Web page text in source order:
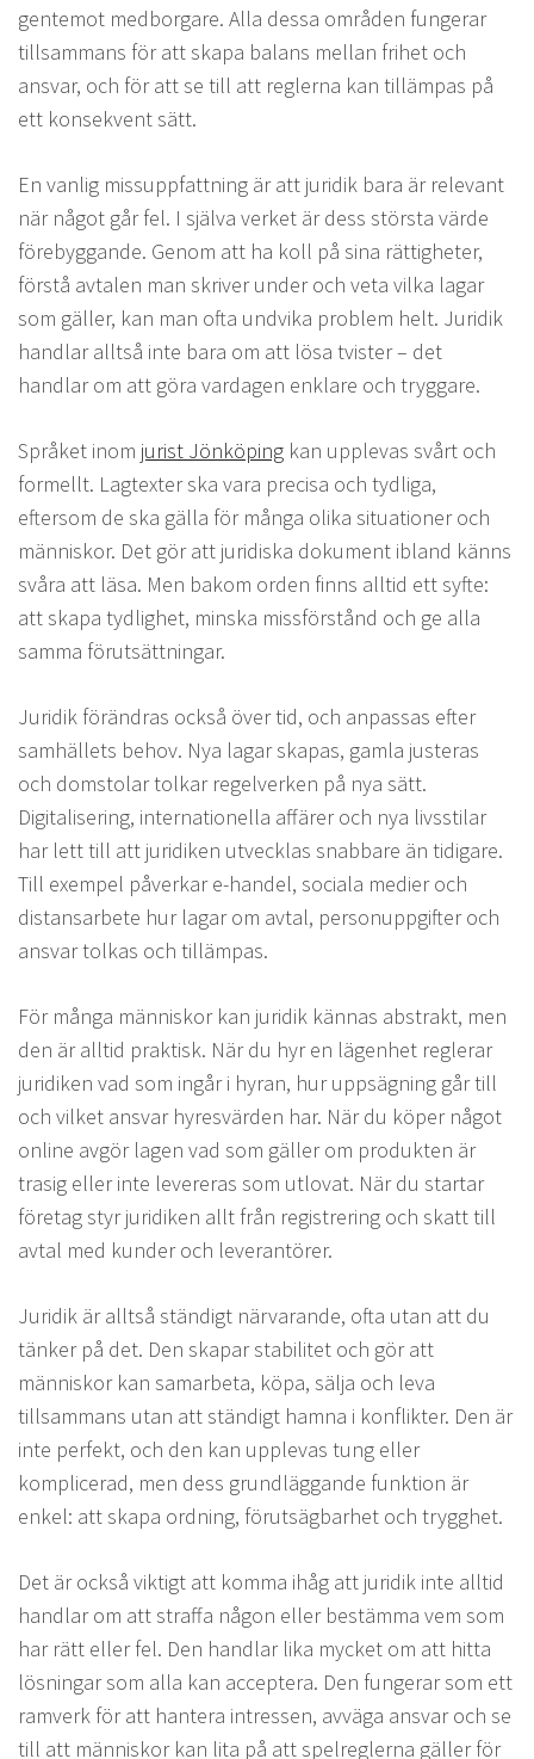
gentemot medborgare. Alla dessa områden fungerar
tillsammans för att skapa balans mellan frihet och
ansvar, och för att se till att reglerna kan tillämpas på
ett konsekvent sätt.
En vanlig missuppfattning är att juridik bara är relevant
när något går fel. I själva verket är dess största värde
förebyggande. Genom att ha koll på sina rättigheter,
förstå avtalen man skriver under och veta vilka lagar
som gäller, kan man ofta undvika problem helt. Juridik
handlar alltså inte bara om att lösa tvister – det
handlar om att göra vardagen enklare och tryggare.
Språket inom jurist Jönköping kan upplevas svårt och
formellt. Lagtexter ska vara precisa och tydliga,
eftersom de ska gälla för många olika situationer och
människor. Det gör att juridiska dokument ibland känns
svåra att läsa. Men bakom orden finns alltid ett syfte:
att skapa tydlighet, minska missförstånd och ge alla
samma förutsättningar.
Juridik förändras också över tid, och anpassas efter
samhällets behov. Nya lagar skapas, gamla justeras
och domstolar tolkar regelverken på nya sätt.
Digitalisering, internationella affärer och nya livsstilar
har lett till att juridiken utvecklas snabbare än tidigare.
Till exempel påverkar e-handel, sociala medier och
distansarbete hur lagar om avtal, personuppgifter och
ansvar tolkas och tillämpas.
För många människor kan juridik kännas abstrakt, men
den är alltid praktisk. När du hyr en lägenhet reglerar
juridiken vad som ingår i hyran, hur uppsägning går till
och vilket ansvar hyresvärden har. När du köper något
online avgör lagen vad som gäller om produkten är
trasig eller inte levereras som utlovat. När du startar
företag styr juridiken allt från registrering och skatt till
avtal med kunder och leverantörer.
Juridik är alltså ständigt närvarande, ofta utan att du
tänker på det. Den skapar stabilitet och gör att
människor kan samarbeta, köpa, sälja och leva
tillsammans utan att ständigt hamna i konflikter. Den är
inte perfekt, och den kan upplevas tung eller
komplicerad, men dess grundläggande funktion är
enkel: att skapa ordning, förutsägbarhet och trygghet.
Det är också viktigt att komma ihåg att juridik inte alltid
handlar om att straffa någon eller bestämma vem som
har rätt eller fel. Den handlar lika mycket om att hitta
lösningar som alla kan acceptera. Den fungerar som ett
ramverk för att hantera intressen, avväga ansvar och se
till att människor kan lita på att spelreglerna gäller för